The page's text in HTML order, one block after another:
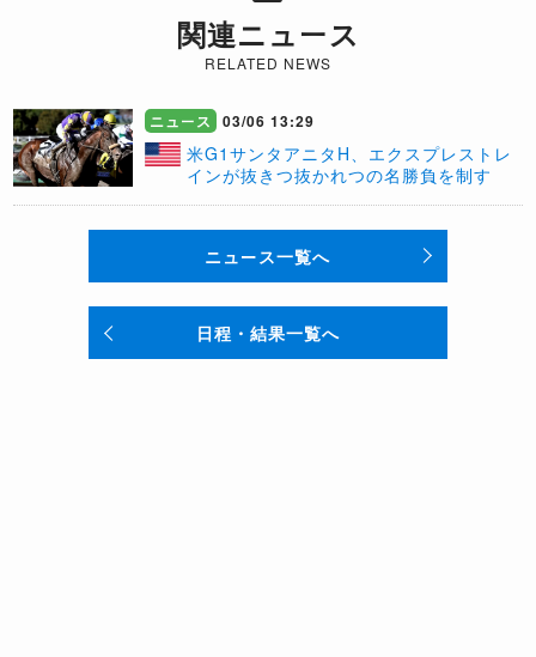
関連ニュース
RELATED NEWS
ニュース 03/06 13:29
米G1サンタアニタH、エクスプレストレ
インが抜きつ抜かれつの名勝負を制す
ニュース一覧へ
日程・結果一覧へ